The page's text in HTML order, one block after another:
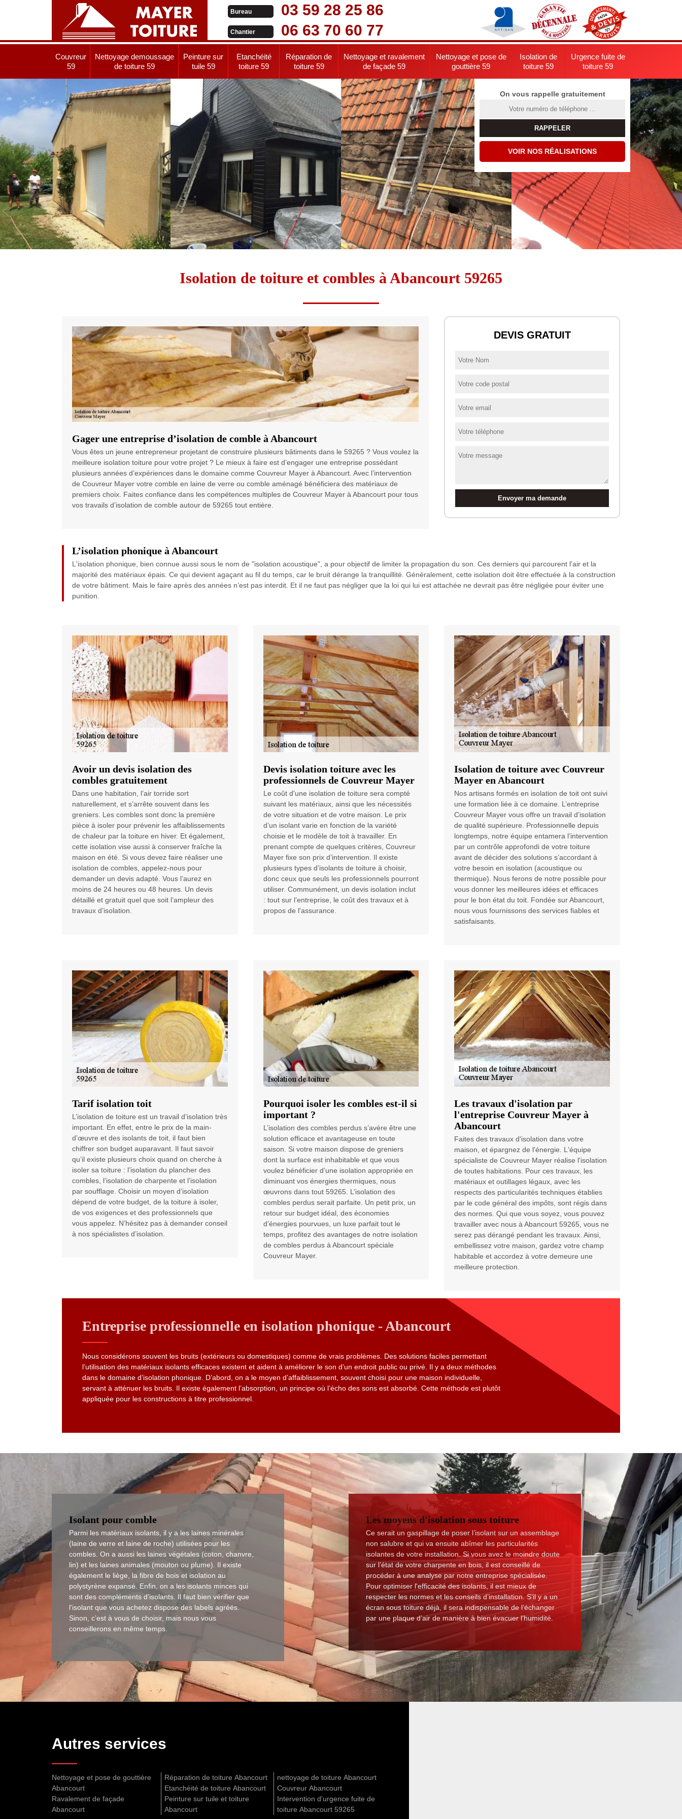
Bureau 03 59 28 25 86
Chantier 06 63 70 60 77
Couvreur
59
Nettoyage demoussage
de toiture 59
Peinture sur
tuile 59
Etanchéité
toiture 59
Réparation de
toiture 59
Nettoyage et ravalement
de façade 59
Nettoyage et pose de
gouttière 59
Isolation de
toiture 59
Urgence fuite de
toiture 59
On vous rappelle gratuitement
VOIR NOS RÉALISATIONS
Isolation de toiture et combles à Abancourt 59265
Gager une entreprise d’isolation de comble à Abancourt
Vous êtes un jeune entrepreneur projetant de construire plusieurs bâtiments dans le 59265 ? Vous voulez la
meilleure isolation toiture pour votre projet ? Le mieux à faire est d’engager une entreprise possédant
plusieurs années d’expériences dans le domaine comme Couvreur Mayer à Abancourt. Avec l’intervention
de Couvreur Mayer votre comble en laine de verre ou comble aménagé bénéficiera des matériaux de
premiers choix. Faites confiance dans les compétences multiples de Couvreur Mayer à Abancourt pour tous
vos travails d’isolation de comble autour de 59265 tout entière.
DEVIS GRATUIT
L’isolation phonique à Abancourt
L'isolation phonique, bien connue aussi sous le nom de "isolation acoustique", a pour objectif de limiter la propagation du son. Ces derniers qui parcourent l'air et la
majorité des matériaux épais. Ce qui devient agaçant au fil du temps, car le bruit dérange la tranquillité. Généralement, cette isolation doit être effectuée à la construction
de votre bâtiment. Mais le faire après des années n’est pas interdit. Et il ne faut pas négliger que la loi qui lui est attachée ne devrait pas être négligée pour éviter une
punition.
Avoir un devis isolation des
combles gratuitement
Dans une habitation, l’air torride sort
naturellement, et s’arrête souvent dans les
greniers. Les combles sont donc la première
pièce à isoler pour prévenir les affaiblissements
de chaleur par la toiture en hiver. Et également,
cette isolation vise aussi à conserver fraîche la
maison en été. Si vous devez faire réaliser une
isolation de combles, appelez-nous pour
demander un devis adapté. Vous l’aurez en
moins de 24 heures ou 48 heures. Un devis
détaillé et gratuit quel que soit l’ampleur des
travaux d’isolation.
Devis isolation toiture avec les
professionnels de Couvreur Mayer
Le coût d'une isolation de toiture sera compté
suivant les matériaux, ainsi que les nécessités
de votre situation et de votre maison. Le prix
d’un isolant varie en fonction de la variété
choisie et le modèle de toit à travailler. En
prenant compte de quelques critères, Couvreur
Mayer fixe son prix d’intervention. Il existe
plusieurs types d’isolants de toiture à choisir,
donc ceux que seuls les professionnels pourront
utiliser. Communément, un devis isolation inclut
: tout sur l’entreprise, le coût des travaux et à
propos de l'assurance.
Isolation de toiture avec Couvreur
Mayer en Abancourt
Nos artisans formés en isolation de toit ont suivi
une formation liée à ce domaine. L’entreprise
Couvreur Mayer vous offre un travail d’isolation
de qualité supérieure. Professionnelle depuis
longtemps, notre équipe entamera l’intervention
par un contrôle approfondi de votre toiture
avant de décider des solutions s’accordant à
votre besoin en isolation (acoustique ou
thermique). Nous ferons de notre possible pour
vous donner les meilleures idées et efficaces
pour le bon état du toit. Fondée sur Abancourt,
nous vous fournissons des services fiables et
satisfaisants.
Tarif isolation toit
L’isolation de toiture est un travail d’isolation très
important. En effet, entre le prix de la main-
d’œuvre et des isolants de toit, il faut bien
chiffrer son budget auparavant. Il faut savoir
qu’il existe plusieurs choix quand on cherche à
isoler sa toiture : l’isolation du plancher des
combles, l’isolation de charpente et l’isolation
par soufflage. Choisir un moyen d’isolation
dépend de votre budget, de la toiture à isoler,
de vos exigences et des professionnels que
vous appelez. N’hésitez pas à demander conseil
à nos spécialistes d’isolation.
Pourquoi isoler les combles est-il si
important ?
L’isolation des combles perdus s’avère être une
solution efficace et avantageuse en toute
saison. Si votre maison dispose de greniers
dont la surface est inhabitable et que vous
voulez bénéficier d’une isolation appropriée en
diminuant vos énergies thermiques, nous
œuvrons dans tout 59265. L’isolation des
combles perdus serait parfaite. Un petit prix, un
retour sur budget idéal, des économies
d’énergies pourvues, un luxe parfait tout le
temps, profitez des avantages de notre isolation
de combles perdus à Abancourt spéciale
Couvreur Mayer.
Les travaux d'isolation par
l'entreprise Couvreur Mayer à
Abancourt
Faites des travaux d'isolation dans votre
maison, et épargnez de l'énergie. L'équipe
spécialiste de Couvreur Mayer réalise l'isolation
de toutes habitations. Pour ces travaux, les
matériaux et outillages légaux, avec les
respects des particularités techniques établies
par le code général des impôts, sont régis dans
des normes. Qui que vous soyez, vous pouvez
travailler avec nous à Abancourt 59265, vous ne
serez pas dérangé pendant les travaux. Ainsi,
embellissez votre maison, gardez votre champ
habitable et accordez à votre demeure une
meilleure protection.
Entreprise professionnelle en isolation phonique - Abancourt
Nous considérons souvent les bruits (extérieurs ou domestiques) comme de vrais problèmes. Des solutions faciles permettant
l’utilisation des matériaux isolants efficaces existent et aident à améliorer le son d’un endroit public ou privé. Il y a deux méthodes
dans le domaine d’isolation phonique. D’abord, on a le moyen d’affaiblissement, souvent choisi pour une maison individuelle,
servant à atténuer les bruits. Il existe également l’absorption, un principe où l’écho des sons est absorbé. Cette méthode est plutôt
appliquée pour les constructions à titre professionnel.
Isolant pour comble
Parmi les matériaux isolants, il y a les laines minérales
(laine de verre et laine de roche) utilisées pour les
combles. On a aussi les laines végétales (coton, chanvre,
lin) et les laines animales (mouton ou plume). Il existe
également le liège, la fibre de bois et isolation au
polystyrène expansé. Enfin, on a les isolants minces qui
sont des compléments d’isolants. Il faut bien vérifier que
l'isolant que vous achetez dispose des labels agréés.
Sinon, c’est à vous de choisir, mais nous vous
conseillerons en même temps.
Les moyens d'isolation sous toiture
Ce serait un gaspillage de poser l’isolant sur un assemblage
non salubre et qui va ensuite abîmer les particularités
isolantes de votre installation. Si vous avez le moindre doute
sur l’état de votre charpente en bois, il est conseillé de
procéder à une analyse par notre entreprise spécialisée.
Pour optimiser l'efficacité des isolants, il est mieux de
respecter les normes et les conseils d’installation. S’il y a un
écran sous toiture déjà, il sera indispensable de l’échanger
par une plaque d’air de manière à bien évacuer l’humidité.
Autres services
Nettoyage et pose de gouttière
Abancourt
Ravalement de façade
Abancourt
Réparation de toiture Abancourt
Etanchéité de toiture Abancourt
Peinture sur tuile et toiture
Abancourt
nettoyage de toiture Abancourt
Couvreur Abancourt
Intervention d'urgence fuite de
toiture Abancourt 59265